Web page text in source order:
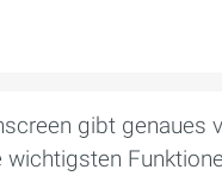
gibt genaues